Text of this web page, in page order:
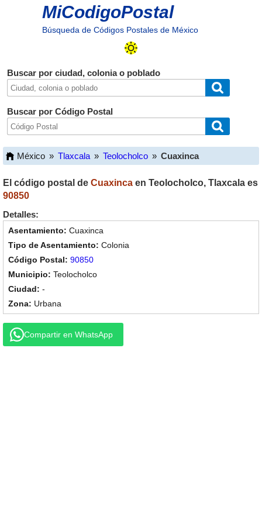
MiCodigoPostal
Búsqueda de Códigos Postales de México
Buscar por ciudad, colonia o poblado
Buscar por Código Postal
México » Tlaxcala » Teolocholco » Cuaxinca
El código postal de Cuaxinca en Teolocholco, Tlaxcala es
90850
Detalles:
Cuaxinca
Colonia
90850
Teolocholco
-
Urbana
Compartir en WhatsApp